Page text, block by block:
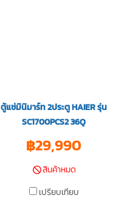
ตู้แช่มินิมาร์ท 2ประตู HAIER รุ่น
SC1700PCS2 36Q
฿29,990
สินค้าหมด
เปรียบเทียบ